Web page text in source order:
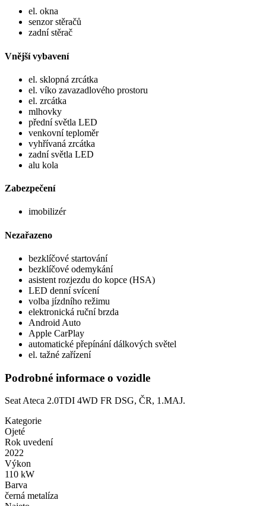
el. okna
senzor stěračů
zadní stěrač
Vnější vybavení
el. sklopná zrcátka
el. víko zavazadlového prostoru
el. zrcátka
mlhovky
přední světla LED
venkovní teploměr
vyhřívaná zrcátka
zadní světla LED
alu kola
Zabezpečení
imobilizér
Nezařazeno
bezklíčové startování
bezklíčové odemykání
asistent rozjezdu do kopce (HSA)
LED denní svícení
volba jízdního režimu
elektronická ruční brzda
Android Auto
Apple CarPlay
automatické přepínání dálkových světel
el. tažné zařízení
Podrobné informace o vozidle
Seat Ateca 2.0TDI 4WD FR DSG, ČR, 1.MAJ.
Kategorie
Ojeté
Rok uvedení
2022
Výkon
110 kW
Barva
černá metalíza